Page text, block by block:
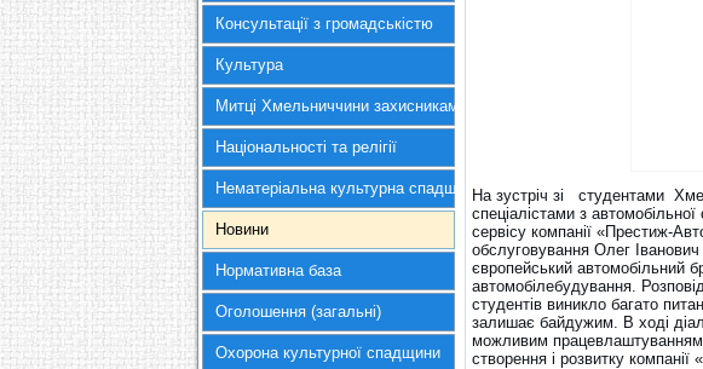
Консультації з громадськістю
Культура
Митці Хмельниччини захисникам України
Національності та релігії
Нематеріальна культурна спадщина
Новини
Нормативна база
Оголошення (загальні)
Охорона культурної спадщини
На зустріч зі студентами
спеціалістами з
сервісу компанії «Престиж-
обслуговування Олег
європейський автомобільний
автомобілебудування.
студентів виникло багато
залишає байдужим. В ході
можливим працевлаштуванням.
створення і розвитку компанії